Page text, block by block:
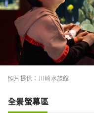
照片提供：川崎水族館
全景螢幕區